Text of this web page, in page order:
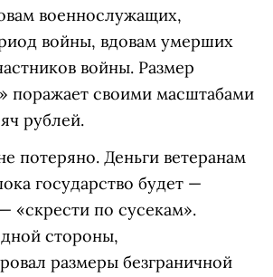
военнослужащих,
войны, вдовам умерших
войны. Размер
поражает своими масштабами
рублей.
потеряно. Деньги ветеранам
государство будет —
«скрести по сусекам».
стороны,
размеры безграничной